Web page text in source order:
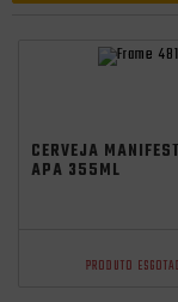
CERVEJA
APA 355ML
PRODUTO